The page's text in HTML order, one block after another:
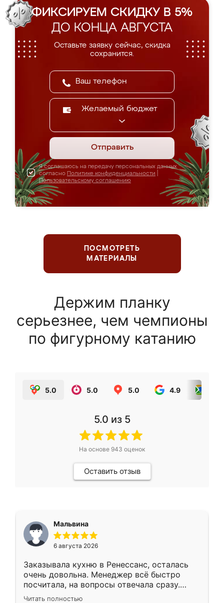
ФИКСИРУЕМ СКИДКУ В 5%
ДО КОНЦА АВГУСТА
Оставьте заявку сейчас, скидка
сохранится.
Желаемый бюджет
Отправить
Я соглашаюсь на передачу персональных данных
согласно Политике конфиденциальности
Пользовательскому соглашению
ПОСМОТРЕТЬ
МАТЕРИАЛЫ
Держим планку
серьезнее, чем чемпионы
по фигурному катанию
5.0 5.0 5.0 4.9
5.0 из 5
На основе 943 оценок
Оставить отзыв
Мальвина
6 августа 2026
Заказывала кухню в Ренессанс, осталась
очень довольна. Менеджер всё быстро
посчитала, на вопросы отвечала сразу.
Замерщик приехал в субботу, подошёл к
Читать полностью